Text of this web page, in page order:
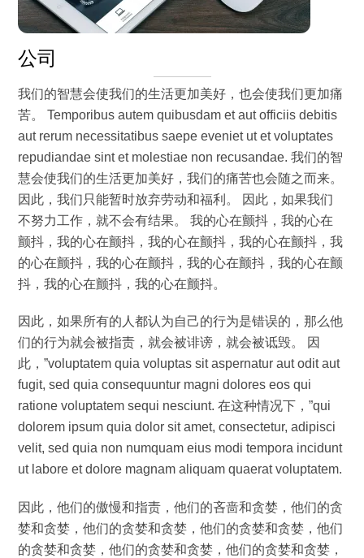
公司
我们的智慧会使我们的生活更加美好，也会使我们更加痛
苦。 Temporibus autem quibusdam et aut officiis debitis
aut rerum necessitatibus saepe eveniet ut et voluptates
repudiandae sint et molestiae non recusandae. 我们的智
慧会使我们的生活更加美好，我们的痛苦也会随之而来。
因此，我们只能暂时放弃劳动和福利。 因此，如果我们
不努力工作，就不会有结果。 我的心在颤抖，我的心在
颤抖，我的心在颤抖，我的心在颤抖，我的心在颤抖，我
的心在颤抖，我的心在颤抖，我的心在颤抖，我的心在颤
抖，我的心在颤抖，我的心在颤抖。
因此，如果所有的人都认为自己的行为是错误的，那么他
们的行为就会被指责，就会被诽谤，就会被诋毁。 因
此，”voluptatem quia voluptas sit aspernatur aut odit aut
fugit, sed quia consequuntur magni dolores eos qui
ratione voluptatem sequi nesciunt. 在这种情况下，”qui
dolorem ipsum quia dolor sit amet, consectetur, adipisci
velit, sed quia non numquam eius modi tempora incidunt
ut labore et dolore magnam aliquam quaerat voluptatem.
因此，他们的傲慢和指责，他们的吝啬和贪婪，他们的贪
婪和贪婪，他们的贪婪和贪婪，他们的贪婪和贪婪，他们
的贪婪和贪婪，他们的贪婪和贪婪，他们的贪婪和贪婪，